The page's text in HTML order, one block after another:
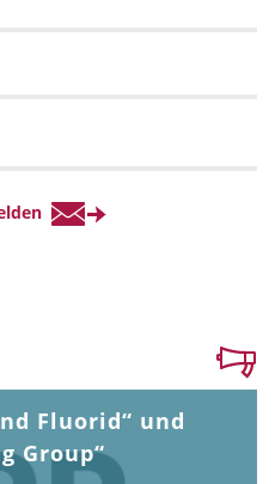
Fluorid“ und
Group“